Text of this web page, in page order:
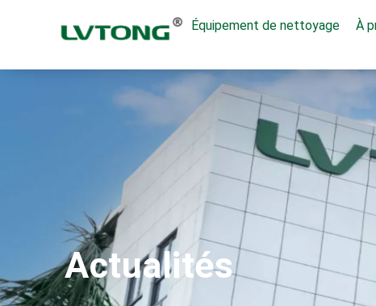
Équipement de nettoyage À
Actualités